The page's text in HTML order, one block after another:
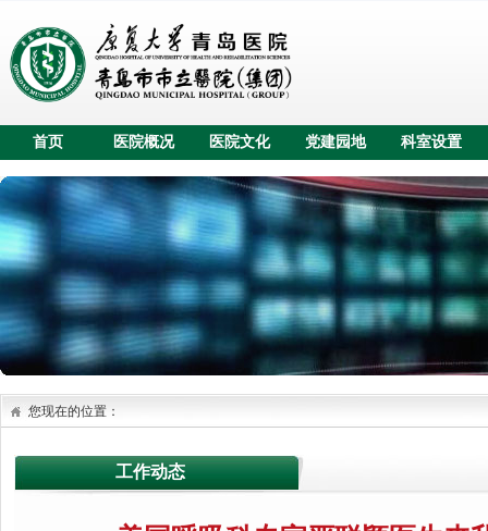
首页 医院概况 医院文化 党建园地 科室设置
您现在的位置：
工作动态